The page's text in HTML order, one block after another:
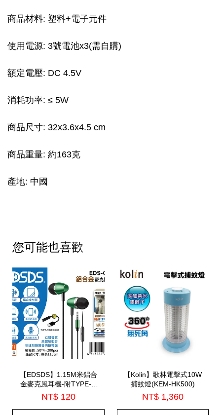
商品材料: 塑料+電子元件
使用電源: 3號電池x3(需自購)
額定電壓: DC 4.5V
消耗功率: ≤ 5W
商品尺寸: 32x3.6x4.5 cm
商品重量: 約163克
產地: 中國
您可能也喜歡
【EDSDS】1.15M米鋁合
金麥克風耳機-附TYPE-C
轉接線(EDS-C524)
NT$ 120
【Kolin】歌林電擊式10W
捕蚊燈(KEM-HK500)
NT$ 1,360